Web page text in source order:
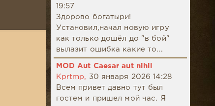
19:57
Здорово богатыри!
Установил,начал новую игру
как только дошёл до "в бой"
вылазит ошибка какие то...
MOD Aut Caesar aut nihil
Kprtmp,
30 января 2026 14:28
Всем привет давно тут был
гостем и пришел мой час. Я